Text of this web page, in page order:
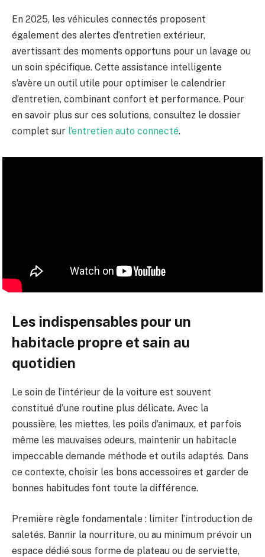
En 2025, les véhicules connectés proposent
également des alertes d’entretien extérieur,
avertissant des moments opportuns pour un lavage ou
un soin spécifique. Cette assistance intelligente
s’avère un outil utile pour optimiser le calendrier
d’entretien, combinant confort et performance. Pour
en savoir plus sur ces solutions, consultez le dossier
complet sur l’entretien auto connecté.
Les indispensables pour un
habitacle propre et sain au
quotidien
Le soin de l’intérieur de la voiture est souvent
constitué d’une routine plus délicate. Avec la
poussière, les miettes, les poils d’animaux, et parfois
même les mauvaises odeurs, maintenir un habitacle
impeccable demande méthode et outils adaptés. Dans
ce contexte, choisir les bons accessoires et garder de
bonnes habitudes font toute la différence.
Première règle fondamentale : limiter l’introduction de
saletés. Bannir la nourriture, ou au minimum prévoir un
espace dédié sous forme de plateau ou de serviette,